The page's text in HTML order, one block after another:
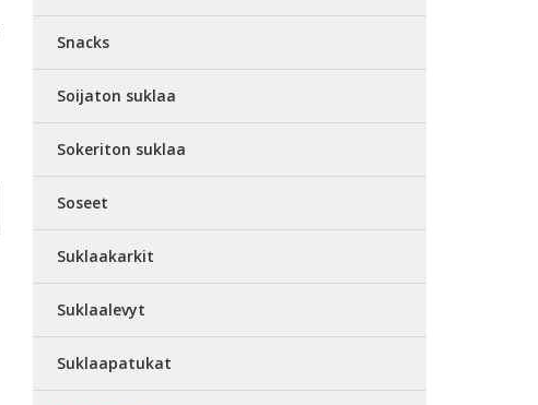
Snacks
Soijaton suklaa
Sokeriton suklaa
Soseet
Suklaakarkit
Suklaalevyt
Suklaapatukat